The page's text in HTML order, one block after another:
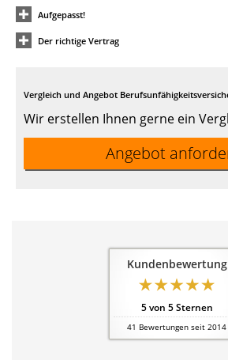
Aufgepasst!
Der richtige Vertrag
Vergleich und Angebot
Wir erstellen Ihnen gerne ein
Angebot
Kundenbewertung
5von 5Sternen
41 Bewertungen seit 2014